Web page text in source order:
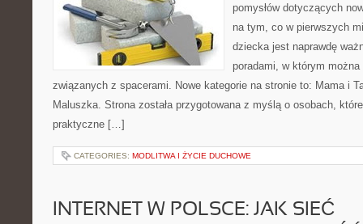
pomysłów dotyczących
na tym, co w pierwszych
dziecka jest naprawdę
poradami, w którym
związanych z spacerami. Nowe kategorie na stronie to: Mama i
Maluszka. Strona została przygotowana z myślą o osobach,
praktyczne […]
CATEGORIES: MODLITWA I ŻYCIE DUCHOWE
INTERNET W POLSCE: JAK SIEĆ